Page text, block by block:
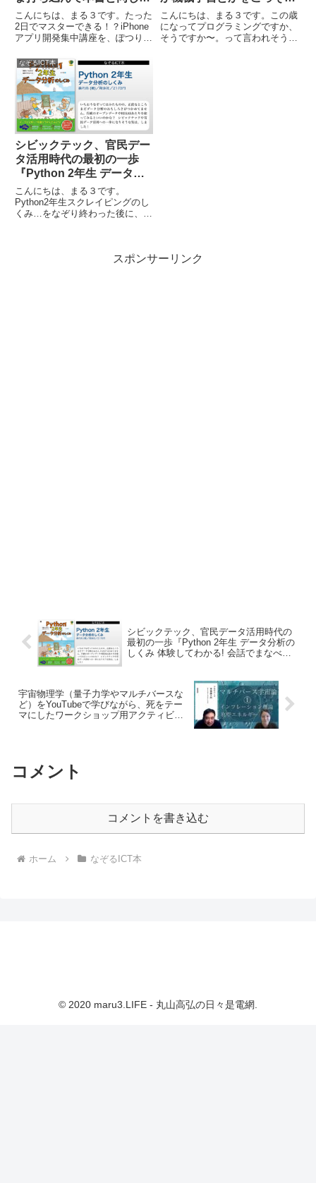
作をするかどうかを確認し
て、それからプログラムの
仕組みを理解すればいいん
が） – 還暦プラス１の手習
いプログラミング。
こんにちは、まる３です。たった
2日でマスターできる！？iPhone
アプリ開発集中講座を、ぽつりぽ
でマスターできる iPhoneアプリ
開発集中講座たった2日でマスタ
ーできる iPhoneアプリ開発集中
講座のサポー...
学んで、何かの役に立てた
いなど…。
こんにちは、まる３です。この歳
になってプログラミングですか、
そうですか〜。って言われそうで
なぞるICT本
シビックテック、官民デー
タ活用時代の最初の一歩
『Python 2年生 データ分
析のしくみ 体験してわか
る! 会話でまなべる!』／森
巧尚 (著)／翔泳社 – なぞる
こんにちは、まる３です。
Python2年生スクレイピングのし
くみ…をなぞり終わった後に、こ
が…何かこうスクレイピングのとスポンサーリンク
シビックテック、官民データ活用時代の
最初の一歩『Python 2年生 データ分析の
しくみ 体験してわかる! 会話でまなべ
宇宙物理学（量子力学やマルチバースな
ど）をYouTubeで学びながら、死をテー
マにしたワークショップ用アクティビテ
コメント
コメントを書き込む
ホーム なぞるICT本
© 2020 maru3.LIFE - 丸山高弘の日々是電網.